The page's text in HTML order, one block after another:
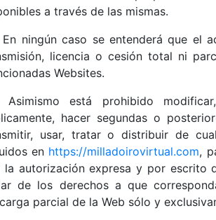
a través de las mismas.
En ningún caso se entenderá que el
licencia o cesión total ni
Websites.
Asimismo está prohibido
hacer segundas o
usar, tratar o distribuir de
en https://milladoirovirtual.com,
la autorización expresa y por escrito
de los derechos a que
parcial de la Web sólo y